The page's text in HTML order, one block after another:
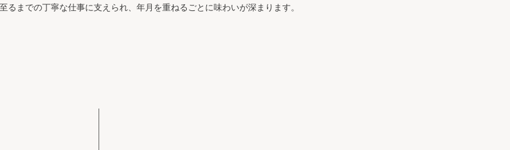
るまでの丁寧な仕事に支えられ、年月を重ねるごとに味わいが深まります。